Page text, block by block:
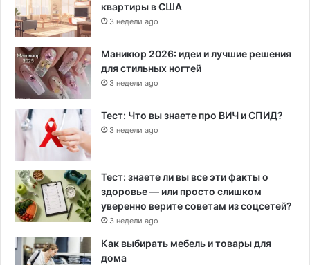
квартиры в США
3 недели ago
Маникюр 2026: идеи и лучшие решения
для стильных ногтей
3 недели ago
Тест: Что вы знаете про ВИЧ и СПИД?
3 недели ago
Тест: знаете ли вы все эти факты о
здоровье — или просто слишком
уверенно верите советам из соцсетей?
3 недели ago
Как выбирать мебель и товары для
дома